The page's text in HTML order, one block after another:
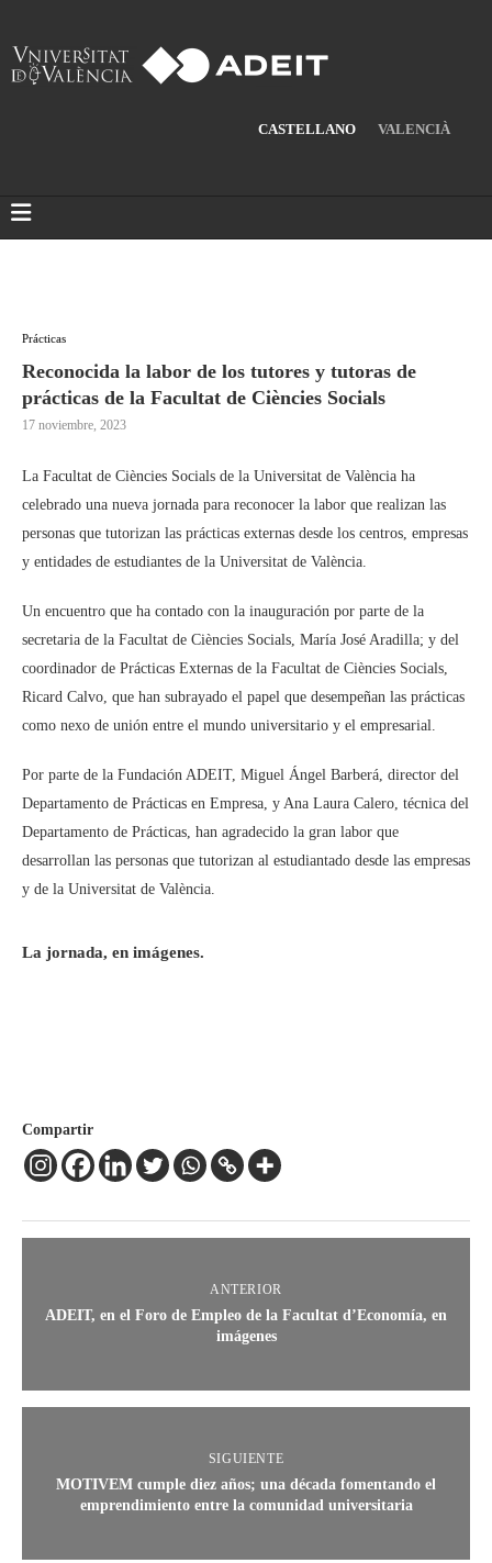
CASTELLANO VALENCIÀ
Prácticas
Reconocida la labor de los tutores y tutoras de
prácticas de la Facultat de Ciències Socials
17 noviembre, 2023
La Facultat de Ciències Socials de la Universitat de València ha
celebrado una nueva jornada para reconocer la labor que realizan las
personas que tutorizan las prácticas externas desde los centros, empresas
y entidades de estudiantes de la Universitat de València.
Un encuentro que ha contado con la inauguración por parte de la
secretaria de la Facultat de Ciències Socials, María José Aradilla; y del
coordinador de Prácticas Externas de la Facultat de Ciències Socials,
Ricard Calvo, que han subrayado el papel que desempeñan las prácticas
como nexo de unión entre el mundo universitario y el empresarial.
Por parte de la Fundación ADEIT, Miguel Ángel Barberá, director del
Departamento de Prácticas en Empresa, y Ana Laura Calero, técnica del
Departamento de Prácticas, han agradecido la gran labor que
desarrollan las personas que tutorizan al estudiantado desde las empresas
y de la Universitat de València.
La jornada, en imágenes.
Compartir
ANTERIOR
ADEIT, en el Foro de Empleo de la Facultat d’Economía, en
imágenes
SIGUIENTE
MOTIVEM cumple diez años; una década fomentando el
emprendimiento entre la comunidad universitaria